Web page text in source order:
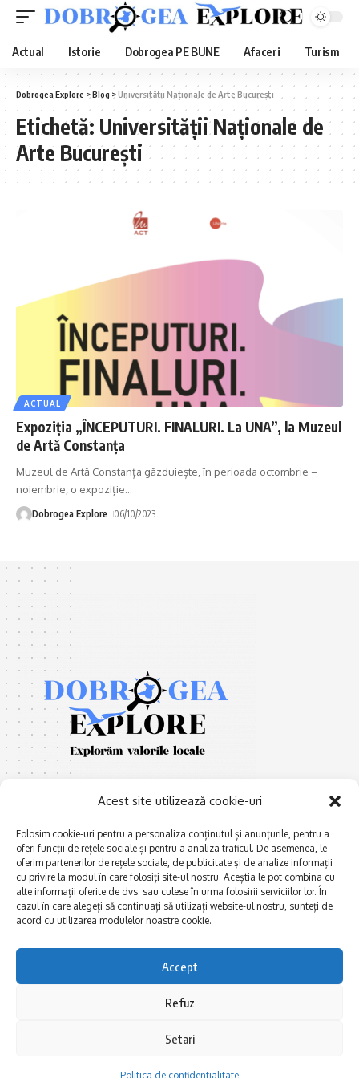
Acest site utilizează cookie-uri
Folosim cookie-uri pentru a personaliza conținutul și anunțurile, pentru a
oferi funcții de rețele sociale și pentru a analiza traficul. De asemenea, le
oferim partenerilor de rețele sociale, de publicitate și de analize informații
cu privire la modul în care folosiți site-ul nostru. Aceștia le pot combina cu
alte informații oferite de dvs. sau culese în urma folosirii serviciilor lor. În
cazul în care alegeți să continuați să utilizați website-ul nostru, sunteți de
acord cu utilizarea modulelor noastre cookie.
Accept
Refuz
Setari
Politica de confidentialitate
Actual Istorie Dobrogea PE BUNE Afaceri Turism
Dobrogea Explore >Blog >Universității Naționale de Arte București
Etichetă: Universității Naționale de
Arte București
ACTUAL
Expoziția „ÎNCEPUTURI. FINALURI. La UNA”, la Muzeul
de Artă Constanța
Muzeul de Artă Constanța găzduiește, în perioada octombrie –
noiembrie, o expoziție…
Dobrogea Explore 06/10/2023
E xplorăm Dobrogea,
Explorăm valorile locale:
Deltă, Litoral, cele mai mari
lacuri, cele mai vechi orașe,
multe etnii, CELE MAI
Haideți în călătorie cu noi!
Afaceri și meșteșuguri
Actualitate
Dobrogea PE BUNE
Politica de confidentialitate